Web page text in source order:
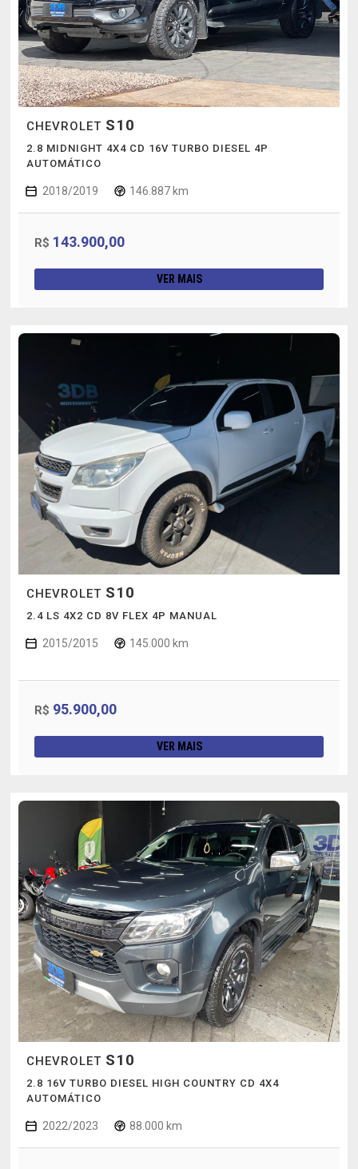
CHEVROLET S10
2.8 MIDNIGHT 4X4 CD 16V TURBO DIESEL 4P
AUTOMÁTICO
2018/2019 146.887 km
R$ 143.900,00
VER MAIS
CHEVROLET S10
2.4 LS 4X2 CD 8V FLEX 4P MANUAL
2015/2015 145.000 km
R$ 95.900,00
VER MAIS
CHEVROLET S10
2.8 16V TURBO DIESEL HIGH COUNTRY CD 4X4
AUTOMÁTICO
2022/2023 88.000 km